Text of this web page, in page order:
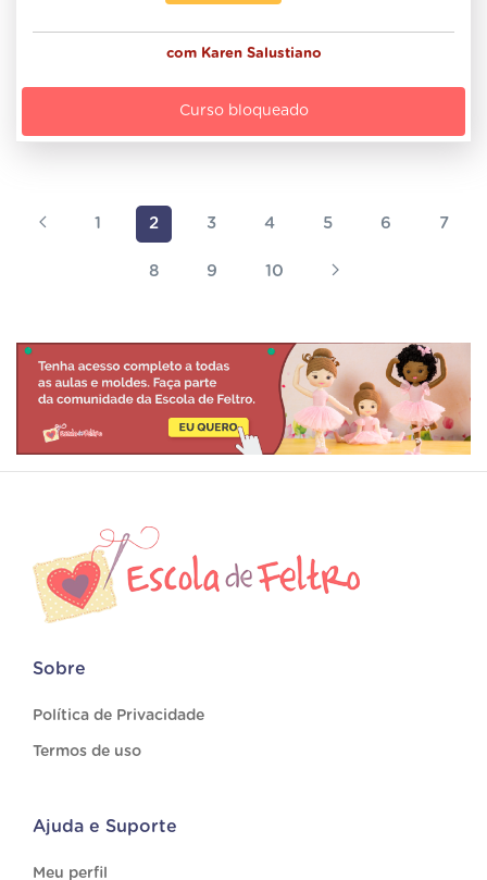
com Karen Salustiano
Curso bloqueado
1 2 3 4 5 6 7
8 9 10
Sobre
Política de Privacidade
Termos de uso
Ajuda e Suporte
Meu perfil